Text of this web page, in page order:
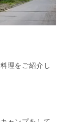
理をご紹介し